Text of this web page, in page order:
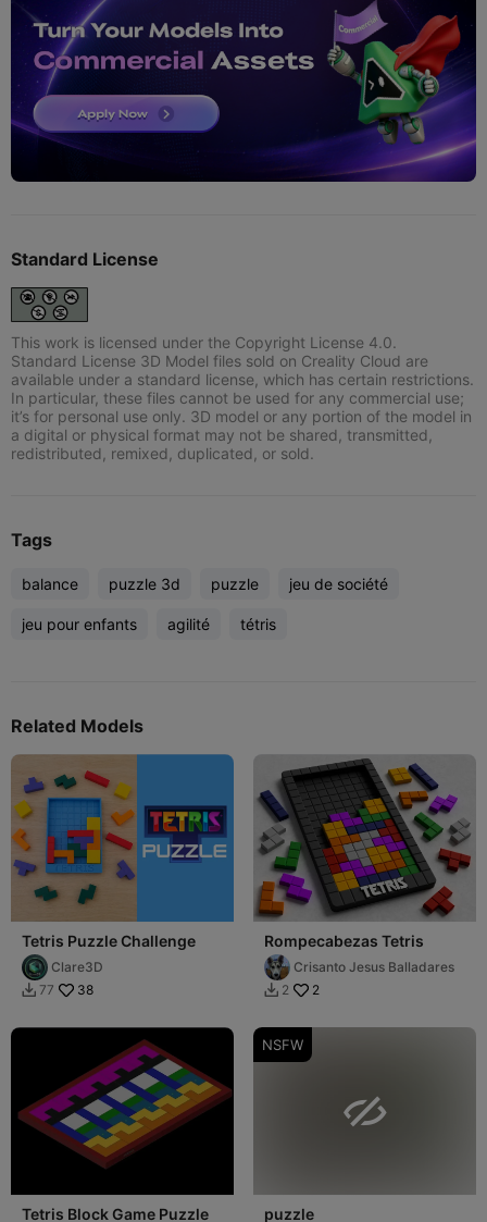
Standard License
This work is licensed under the Copyright License 4.0.
Standard License 3D Model files sold on Creality Cloud are
available under a standard license, which has certain restrictions.
In particular, these files cannot be used for any commercial use;
it’s for personal use only. 3D model or any portion of the model in
a digital or physical format may not be shared, transmitted,
redistributed, remixed, duplicated, or sold.
Tags
balance puzzle 3d puzzle jeu de société
jeu pour enfants agilité tétris
Related Models
Tetris Puzzle Challenge
Clare3D
 77 38
Rompecabezas Tetris
Crisanto Jesus Balladares
 2 2
Tetris Block Game Puzzle
NSFW

puzzle